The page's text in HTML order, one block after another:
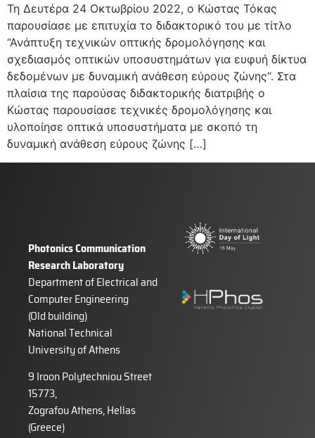
Τη Δευτέρα 24 Οκτωβρίου 2022, ο Κώστας Τόκας
παρουσίασε με επιτυχία το διδακτορικό του με τίτλο
“Ανάπτυξη τεχνικών οπτικής δρομολόγησης και
σχεδιασμός οπτικών υποσυστημάτων για ευφυή δίκτυα
δεδομένων με δυναμική ανάθεση εύρους ζώνης“. Στα
πλαίσια της παρούσας διδακτορικής διατριβής ο
Κώστας παρουσίασε τεχνικές δρομολόγησης και
υλοποίησε οπτικά υποσυστήματα με σκοπό τη
δυναμική ανάθεση εύρους ζώνης […]
Photonics Communication
Research Laboratory
Department of Electrical and
Computer Engineering
(Old building)
National Technical
University of Athens
9 Iroon Polytechniou Street
15773,
Zografou Athens, Hellas
(Greece)